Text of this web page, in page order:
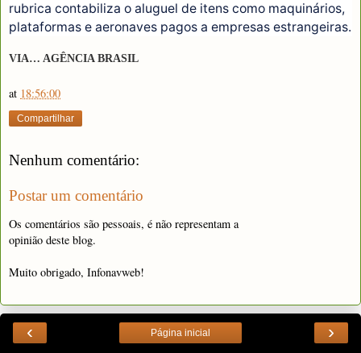
rubrica contabiliza o aluguel de itens como maquinários,
plataformas e aeronaves pagos a empresas estrangeiras.
VIA… AGÊNCIA BRASIL
at 18:56:00
Compartilhar
Nenhum comentário:
Postar um comentário
Os comentários são pessoais, é não representam a
opinião deste blog.
Muito obrigado, Infonavweb!
‹ ›
Página inicial